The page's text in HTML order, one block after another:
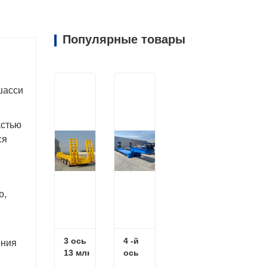
Популярные товары
3 ось
13 млн.
4 -й
ось